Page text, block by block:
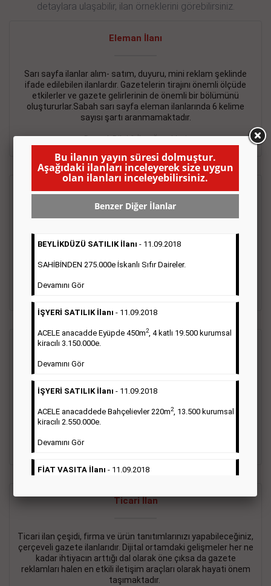
detaylara ulaşabilir, ilan örneklerini görebilirsiniz.
Eleman İlanı
Sarı sayfa ilanlar alım- satım, duyuru, mini reklam şeklinde
ifade edilebilen ilanlardır. Gazetelerin tirajını önemli ölçüde
etkilerler ve gazete gelirlerinin de önemli bir bölümünü
oluştururlar.Sabah sarı sayfa eleman ilanlarında 6 kelime
sayısı şartı aranmamaktadır.
Detaylı Bilgi & İlan Örnekleri
Emlak İlanı
ifade edilebilen ilanlardır. Gazetelerin tirajını önemli ölçüde
etkilerler ve gazete gelirlerinin de önemli bir bölümünü
oluştururlar.Sabah sarı sayfa eleman ilanlarında 6 kelime
Sarı sayfa ilanlar alım- satım, duyuru, mini reklam şeklinde
ifade edilebilen ilanlardır. Gazetelerin tirajını önemli ölçüde
oluştururlar.Sabah sarı sayfa eleman ilanlarında 6 kelime
sayısı şartı aranmamaktadır.
Ticari İlan
Ticari ilan çeşidi, firma ve ürün tanıtımlarınızı yapabileceğiniz,
çerçeveli gazete ilanlarıdır. Dijital ortamdaki gelişmeler her ne
kadar ihtiyacın arttığı dal olarak öne çıksa da gazete
reklamları halen en etkili iletişim araçları olarak hayati önem
taşımaktadır.
Bu ilanın yayın süresi dolmuştur.
Aşağıdaki ilanları inceleyerek size uygun
olan ilanları inceleyebilirsiniz.
Benzer Diğer İlanlar
BEYLİKDÜZÜ SATILIK İlanı - 11.09.2018
SAHİBİNDEN 275.000e İskanlı Sıfır Daireler.
Devamını Gör
İŞYERİ SATILIK İlanı - 11.09.2018
ACELE anacadde Eyüpde 450m2, 4 katlı 19.500 kurumsal
kiracılı 3.150.000e.
Devamını Gör
İŞYERİ SATILIK İlanı - 11.09.2018
ACELE anacaddede Bahçelievler 220m2, 13.500 kurumsal
kiracılı 2.550.000e.
Devamını Gör
FİAT VASITA İlanı - 11.09.2018
2.800.000e kurumsal mağaza.
BAKIRKÖY SATILIK İlanı- 11.09.2018
KARTALTEPEde kelepir 2+ 1 satılık daire